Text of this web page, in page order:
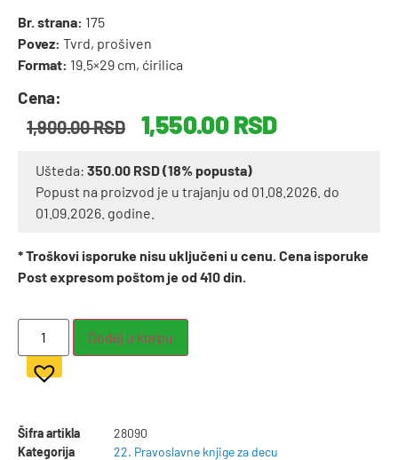
Br. strana: 175
Povez: Tvrd, prošiven
Format: 19.5×29 cm, ćirilica
Cena:
1,900.00RSD 1,550.00RSD
Ušteda: 350.00 RSD(18% popusta)
Popust na proizvod je u trajanju od 01.08.2026. do
01.09.2026. godine.
* Troškovi isporuke nisu uključeni u cenu. Cena isporuke
Post expresom poštom je od 410 din.
Dodaj u korpu
Šifra artikla
28090
Kategorija
22. Pravoslavne knjige za decu